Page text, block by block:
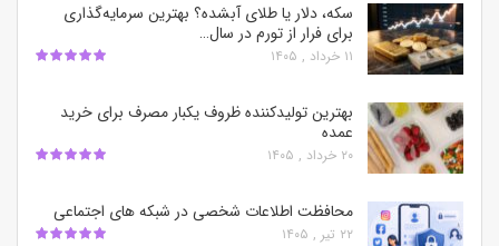
سکه، دلار یا طلای آبشده؟ بهترین سرمایه‌گذاری
برای فرار از تورم در سال…
۱۱ خرداد , ۱۴۰۵
بهترین تولیدکننده ظروف یکبار مصرف برای خرید
عمده
۲۰ خرداد , ۱۴۰۵
محافظت اطلاعات شخصی در شبکه‌ های اجتماعی
۲۲ تیر , ۱۴۰۵